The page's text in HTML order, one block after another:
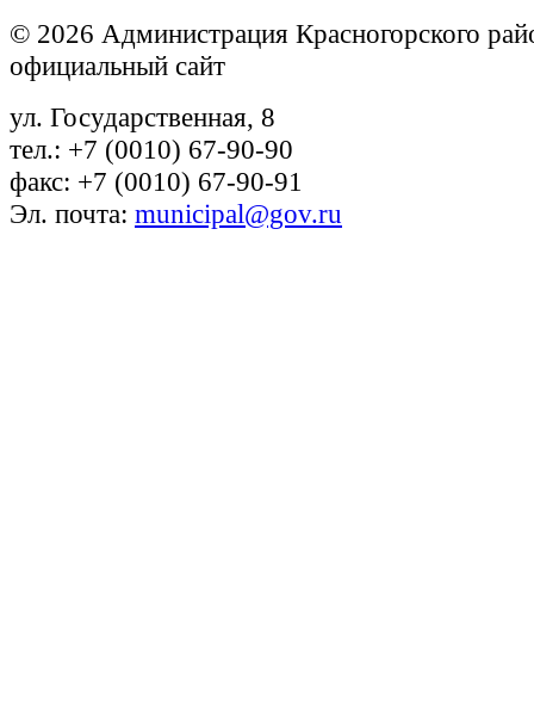
© 2026 Администрация Красногорского
официальный сайт
ул. Государственная, 8
тел.: +7 (0010) 67-90-90
факс: +7 (0010) 67-90-91
Эл. почта: municipal@gov.ru